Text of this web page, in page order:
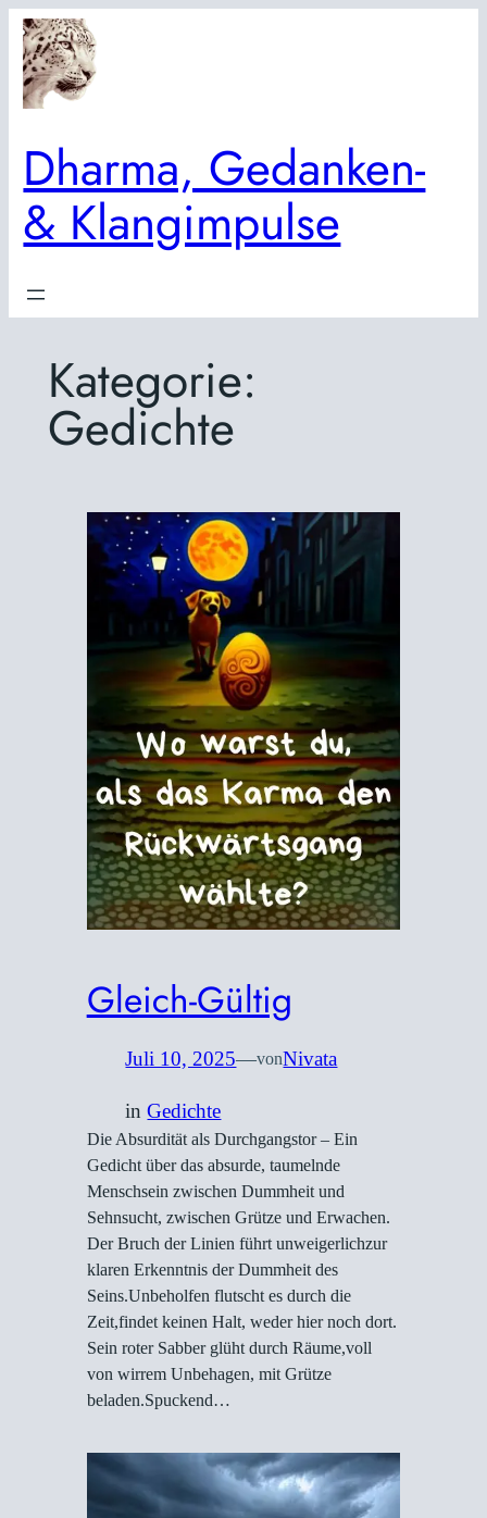
Zum
Inhalt
springen
Dharma, Gedanken-
& Klangimpulse
Kategorie:
Gedichte
Gleich-Gültig
Juli 10, 2025—vonNivata
inGedichte
Die Absurdität als Durchgangstor – Ein
Gedicht über das absurde, taumelnde
Menschsein zwischen Dummheit und
Sehnsucht, zwischen Grütze und Erwachen.
Der Bruch der Linien führt unweigerlichzur
klaren Erkenntnis der Dummheit des
Seins.Unbeholfen flutscht es durch die
Zeit,findet keinen Halt, weder hier noch dort.
Sein roter Sabber glüht durch Räume,voll
von wirrem Unbehagen, mit Grütze
beladen.Spuckend…